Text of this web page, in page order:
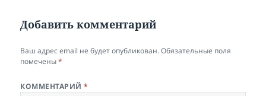
Добавить комментарий
Ваш адрес email не будет опубликован. Обязательные поля
помечены*
КОММЕНТАРИЙ*